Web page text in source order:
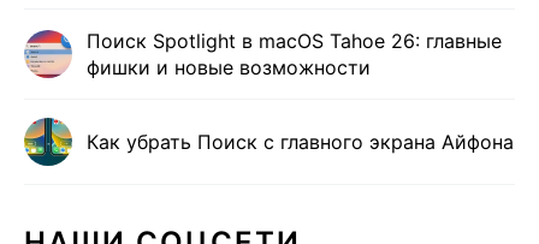
Поиск Spotlight в macOS Tahoe 26: главные
фишки и новые возможности
Как убрать Поиск с главного экрана Айфона